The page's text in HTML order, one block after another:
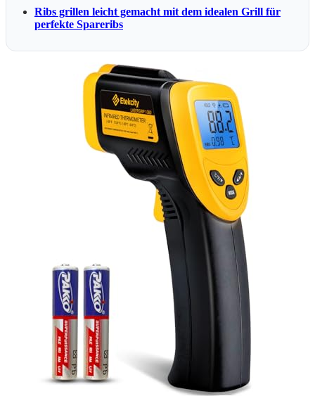
Ribs grillen leicht gemacht mit dem idealen Grill für
perfekte Spareribs